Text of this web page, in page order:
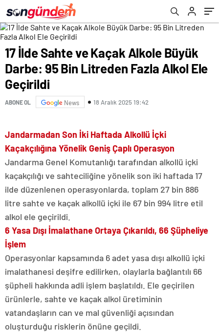
17 İlde Sahte ve Kaçak Alkole Büyük
Darbe: 95 Bin Litreden Fazla Alkol Ele
Geçirildi
ABONE OL News 18 Aralık 2025 19:42
Jandarmadan Son İki Haftada Alkollü İçki
Kaçakçılığına Yönelik Geniş Çaplı Operasyon
Jandarma Genel Komutanlığı tarafından alkollü içki
kaçakçılığı ve sahteciliğine yönelik son iki haftada 17
ilde düzenlenen operasyonlarda, toplam 27 bin 886
litre sahte ve kaçak alkollü içki ile 67 bin 994 litre etil
alkol ele geçirildi.
6 Yasa Dışı İmalathane Ortaya Çıkarıldı, 66 Şüpheliye
İşlem
Operasyonlar kapsamında 6 adet yasa dışı alkollü içki
imalathanesi deşifre edilirken, olaylarla bağlantılı 66
şüpheli hakkında adli işlem başlatıldı. Ele geçirilen
ürünlerle, sahte ve kaçak alkol üretiminin
vatandaşların can ve mal güvenliği açısından
oluşturduğu risklerin önüne geçildi.